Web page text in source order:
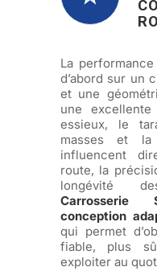
La
d’abord sur un
et une
une
essieux, le
masses et la
influencent
route, la
longévité
conception
qui permet
fiable, plus
exploiter au